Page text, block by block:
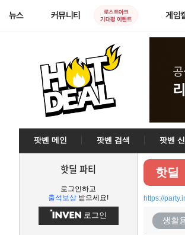
뉴스 커뮤니티
로스트아크
기대평 이벤트
게임
팟벤 메인 팟벤 검색 팟벤
핫딜 파티
로그인하고
출석보상 받으세요!
로그인
핫딜
https://
생활